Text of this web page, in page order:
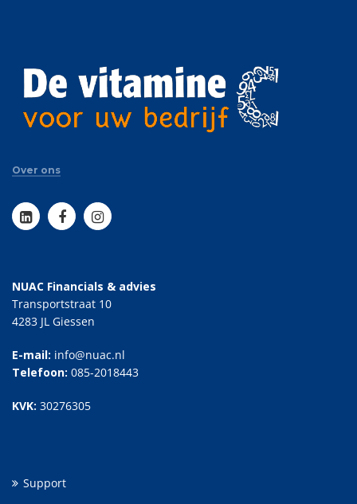
Over ons
NUAC Financials & advies
Transportstraat 10
4283 JL Giessen
E-mail: info@nuac.nl
Telefoon: 085-2018443
KVK: 30276305
Support